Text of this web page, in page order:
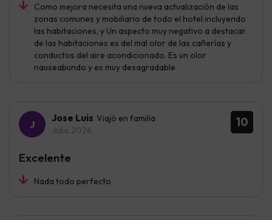
Como mejora necesita una nueva actualización de las
zonas comunes y mobiliario de todo el hotel incluyendo
las habitaciones, y Un aspecto muy negativo a destacar
de las habitaciones es del mal olor de las cañerías y
conductos del aire acondicionado. Es un olor
nauseabundo y es muy desagradable
10
Jose Luis Viajó en familia
Julio 2026
Nada todo perfecto
Excelente